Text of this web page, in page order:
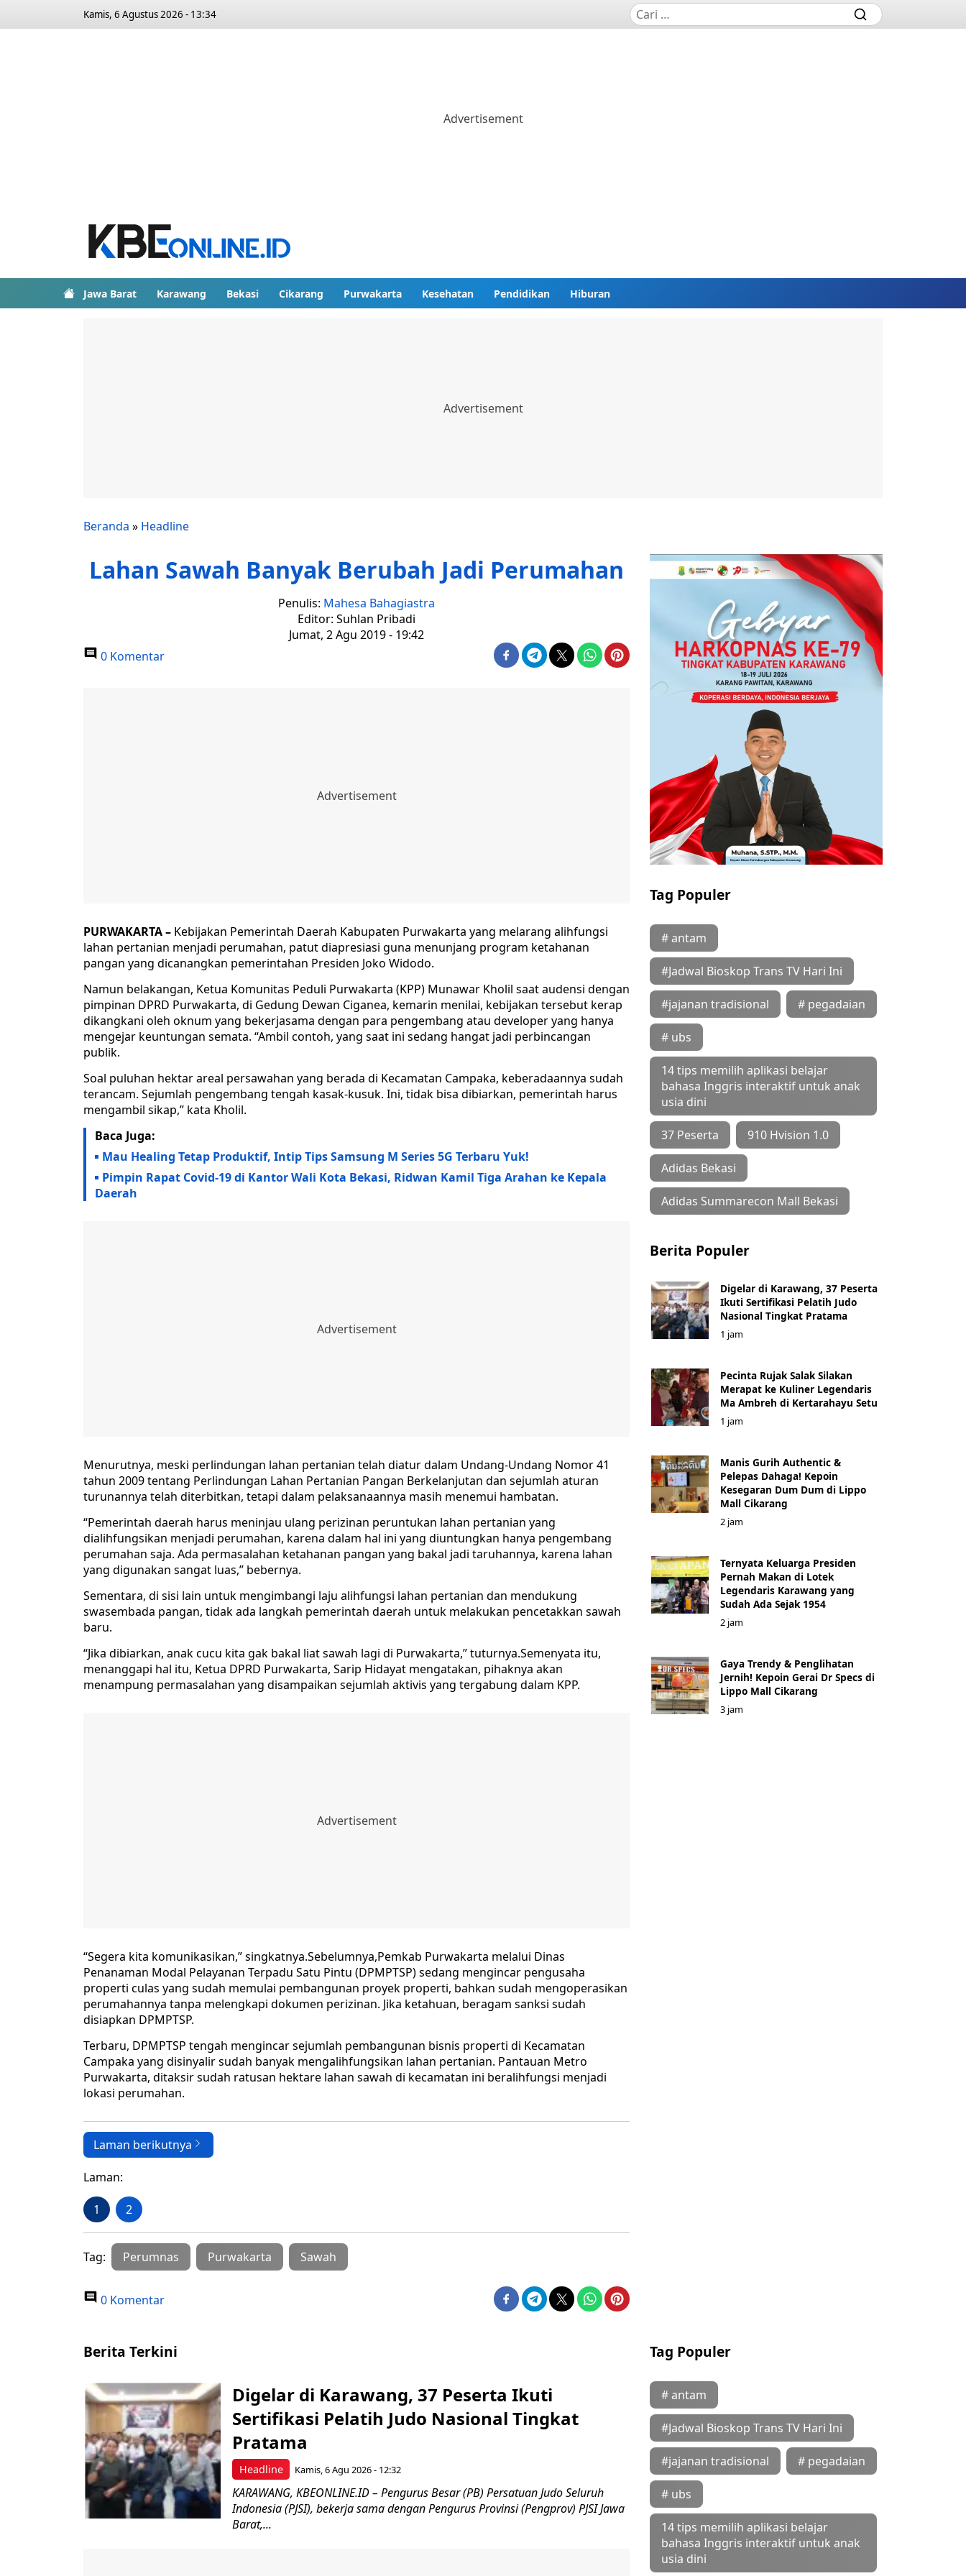
Kamis, 6 Agustus 2026 - 13:34
Jawa Barat Karawang Bekasi Cikarang Purwakarta Kesehatan Pendidikan Hiburan
Beranda » Headline
Lahan Sawah Banyak Berubah Jadi Perumahan
Penulis: Mahesa Bahagiastra
Editor: Suhlan Pribadi
Jumat, 2 Agu 2019 - 19:42
0 Komentar
PURWAKARTA – Kebijakan Pemerintah Daerah Kabupaten Purwakarta yang melarang alihfungsi
lahan pertanian menjadi perumahan, patut diapresiasi guna menunjang program ketahanan
pangan yang dicanangkan pemerintahan Presiden Joko Widodo.
Namun belakangan, Ketua Komunitas Peduli Purwakarta (KPP) Munawar Kholil saat audensi dengan
pimpinan DPRD Purwakarta, di Gedung Dewan Ciganea, kemarin menilai, kebijakan tersebut kerap
dikangkani oleh oknum yang bekerjasama dengan para pengembang atau developer yang hanya
mengejar keuntungan semata. “Ambil contoh, yang saat ini sedang hangat jadi perbincangan
publik.
Soal puluhan hektar areal persawahan yang berada di Kecamatan Campaka, keberadaannya sudah
terancam. Sejumlah pengembang tengah kasak-kusuk. Ini, tidak bisa dibiarkan, pemerintah harus
mengambil sikap,” kata Kholil.
Baca Juga:
Mau Healing Tetap Produktif, Intip Tips Samsung M Series 5G Terbaru Yuk!
Pimpin Rapat Covid-19 di Kantor Wali Kota Bekasi, Ridwan Kamil Tiga Arahan ke Kepala
Daerah
Menurutnya, meski perlindungan lahan pertanian telah diatur dalam Undang-Undang Nomor 41
tahun 2009 tentang Perlindungan Lahan Pertanian Pangan Berkelanjutan dan sejumlah aturan
turunannya telah diterbitkan, tetapi dalam pelaksanaannya masih menemui hambatan.
“Pemerintah daerah harus meninjau ulang perizinan peruntukan lahan pertanian yang
dialihfungsikan menjadi perumahan, karena dalam hal ini yang diuntungkan hanya pengembang
perumahan saja. Ada permasalahan ketahanan pangan yang bakal jadi taruhannya, karena lahan
yang digunakan sangat luas,” bebernya.
Sementara, di sisi lain untuk mengimbangi laju alihfungsi lahan pertanian dan mendukung
swasembada pangan, tidak ada langkah pemerintah daerah untuk melakukan pencetakkan sawah
baru.
“Jika dibiarkan, anak cucu kita gak bakal liat sawah lagi di Purwakarta,” tuturnya.Semenyata itu,
menanggapi hal itu, Ketua DPRD Purwakarta, Sarip Hidayat mengatakan, pihaknya akan
menampung permasalahan yang disampaikan sejumlah aktivis yang tergabung dalam KPP.
“Segera kita komunikasikan,” singkatnya.Sebelumnya,Pemkab Purwakarta melalui Dinas
Penanaman Modal Pelayanan Terpadu Satu Pintu (DPMPTSP) sedang mengincar pengusaha
properti culas yang sudah memulai pembangunan proyek properti, bahkan sudah mengoperasikan
perumahannya tanpa melengkapi dokumen perizinan. Jika ketahuan, beragam sanksi sudah
disiapkan DPMPTSP.
Terbaru, DPMPTSP tengah mengincar sejumlah pembangunan bisnis properti di Kecamatan
Campaka yang disinyalir sudah banyak mengalihfungsikan lahan pertanian. Pantauan Metro
Purwakarta, ditaksir sudah ratusan hektare lahan sawah di kecamatan ini beralihfungsi menjadi
lokasi perumahan.
Laman berikutnya
Laman:
1 2
Tag: Perumnas Purwakarta Sawah
0 Komentar
Tag Populer
# antam
#Jadwal Bioskop Trans TV Hari Ini
#jajanan tradisional # pegadaian
# ubs
14 tips memilih aplikasi belajar
bahasa Inggris interaktif untuk anak
usia dini
37 Peserta 910 Hvision 1.0
Adidas Bekasi
Adidas Summarecon Mall Bekasi
Berita Populer
Digelar di Karawang, 37 Peserta
Ikuti Sertifikasi Pelatih Judo
Nasional Tingkat Pratama
1 jam
Pecinta Rujak Salak Silakan
Merapat ke Kuliner Legendaris
Ma Ambreh di Kertarahayu Setu
1 jam
Manis Gurih Authentic &
Pelepas Dahaga! Kepoin
Kesegaran Dum Dum di Lippo
Mall Cikarang
2 jam
Ternyata Keluarga Presiden
Pernah Makan di Lotek
Legendaris Karawang yang
Sudah Ada Sejak 1954
2 jam
Gaya Trendy & Penglihatan
Jernih! Kepoin Gerai Dr Specs di
Lippo Mall Cikarang
3 jam
Berita Terkini
Headline
Digelar di Karawang, 37 Peserta Ikuti
Sertifikasi Pelatih Judo Nasional Tingkat
Pratama
Kamis, 6 Agu 2026 - 12:32
KARAWANG, KBEONLINE.ID – Pengurus Besar (PB) Persatuan Judo Seluruh
Indonesia (PJSI), bekerja sama dengan Pengurus Provinsi (Pengprov) PJSI Jawa
Barat,...
Tag Populer
# antam
#Jadwal Bioskop Trans TV Hari Ini
#jajanan tradisional # pegadaian
# ubs
14 tips memilih aplikasi belajar
bahasa Inggris interaktif untuk anak
usia dini